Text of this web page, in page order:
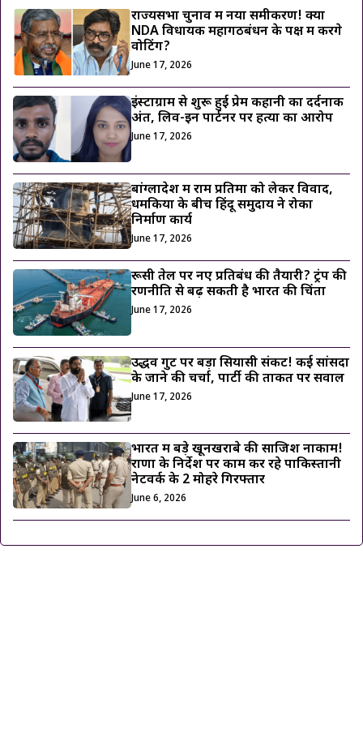
राज्यसभा चुनाव में नया समीकरण! क्या
NDA विधायक महागठबंधन के पक्ष में करेंगे
वोटिंग?
June 17, 2026
इंस्टाग्राम से शुरू हुई प्रेम कहानी का दर्दनाक
अंत, लिव-इन पार्टनर पर हत्या का आरोप
June 17, 2026
बांग्लादेश में राम प्रतिमा को लेकर विवाद,
धमकियों के बीच हिंदू समुदाय ने रोका
निर्माण कार्य
June 17, 2026
रूसी तेल पर नए प्रतिबंध की तैयारी? ट्रंप की
रणनीति से बढ़ सकती है भारत की चिंता
June 17, 2026
उद्धव गुट पर बड़ा सियासी संकट! कई सांसदों
के जाने की चर्चा, पार्टी की ताकत पर सवाल
June 17, 2026
भारत में बड़े खूनखराबे की साजिश नाकाम!
राणा के निर्देश पर काम कर रहे पाकिस्तानी
नेटवर्क के 2 मोहरे गिरफ्तार
June 6, 2026